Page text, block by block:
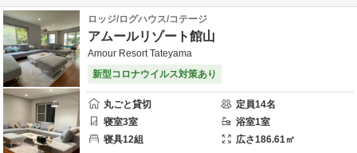
ロッジ/ログハウス/コテージ
アムールリゾート館山
Amour Resort Tateyama
新型コロナウイルス対策あり
丸ごと貸切 定員14名
寝室3室 浴室1室
寝具12組 広さ186.61㎡